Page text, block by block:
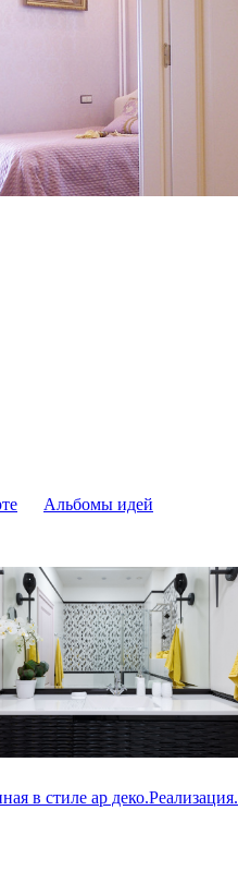
Альбомы идей
в стиле ар деко.Реализация.